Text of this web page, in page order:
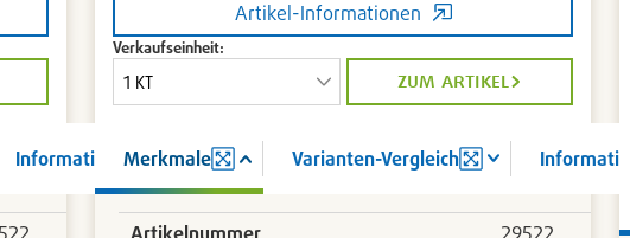
Information
Artikel-Informationen
Verkaufseinheit:
zum artikel
Merkmale Varianten-Vergleich Information